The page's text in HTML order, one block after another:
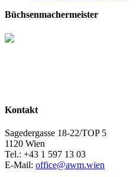
Büchsenmachermeister
Kontakt
Sagedergasse 18-22/TOP 5
1120 Wien
Tel.: +43 1 597 13 03
E-Mail: office@awm.wien